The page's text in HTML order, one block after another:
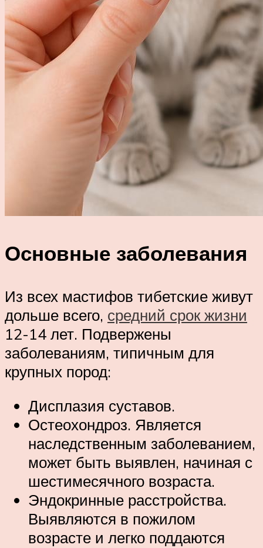
Основные заболевания
Из всех мастифов тибетские живут
дольше всего, средний срок жизни
12-14 лет. Подвержены
заболеваниям, типичным для
крупных пород:
Дисплазия суставов.
Остеохондроз. Является
наследственным заболеванием,
может быть выявлен, начиная с
шестимесячного возраста.
Эндокринные расстройства.
Выявляются в пожилом
возрасте и легко поддаются